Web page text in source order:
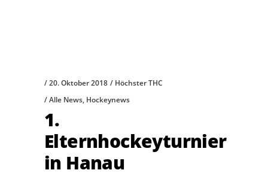
20. Oktober 2018
Höchster THC
Alle News, Hockeynews
1.
Elternhockeyturnier
in Hanau